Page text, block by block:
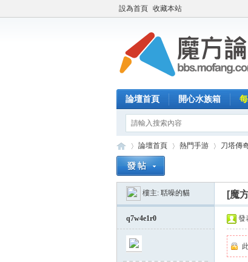
設為首頁 收藏本站
論壇首頁 開心水族箱
»
論壇首頁 熱門手游 刀塔傳
樓主: 聒噪的貓 [魔
q7w4e1r0 發